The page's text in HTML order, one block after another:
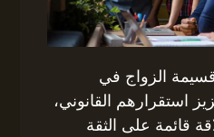
الزواج في
استقرارهم القانوني،
قائمة على الثقة